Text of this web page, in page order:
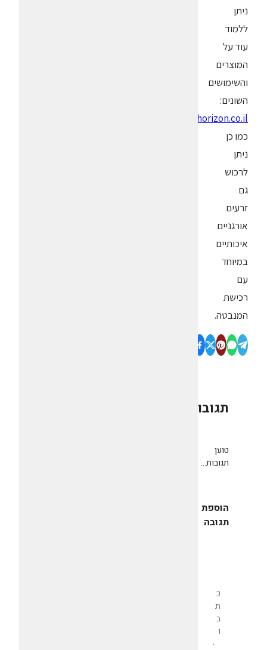
ניתן
ללמוד
עוד על
המוצרים
והשימושים
השונים:
www.newhorizon.co.il
כמו כן
ניתן
לרכוש
גם
זרעים
אורגניים
איכותיים
במיוחד
עם
רכישת
המנבטה.
תגובות
טוען
תגובות...
הוספת
תגובה